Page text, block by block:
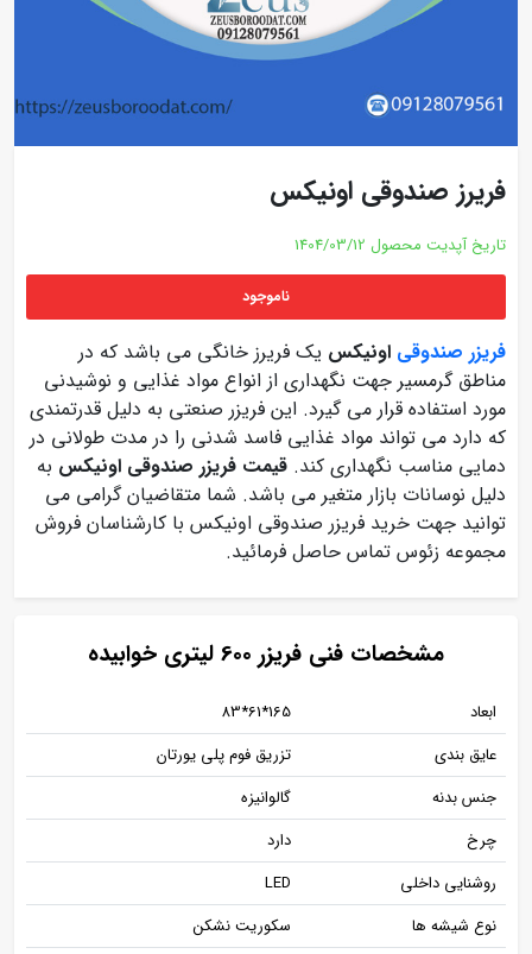
فریرز صندوقی اونیکس
تاریخ آپدیت محصول 1404/03/12
ناموجود
فریزر صندوقی اونیکس یک فریرز خانگی می باشد که در
مناطق گرمسیر جهت نگهداری از انواع مواد غذایی و نوشیدنی
مورد استفاده قرار می گیرد. این فریزر صنعتی به دلیل قدرتمندی
که دارد می تواند مواد غذایی فاسد شدنی را در مدت طولانی در
دمایی مناسب نگهداری کند. قیمت فریزر صندوقی اونیکس به
دلیل نوسانات بازار متغیر می باشد. شما متقاضیان گرامی می
توانید جهت خرید فریزر صندوقی اونیکس با کارشناسان فروش
مجموعه زئوس تماس حاصل فرمائید.
مشخصات فنی فریزر 600 لیتری خوابیده
ابعاد
165*61*83
عایق بندی
تزریق فوم پلی یورتان
جنس بدنه
گالوانیزه
چرخ
دارد
روشنایی داخلی
LED
نوع شیشه ها
سکوریت نشکن